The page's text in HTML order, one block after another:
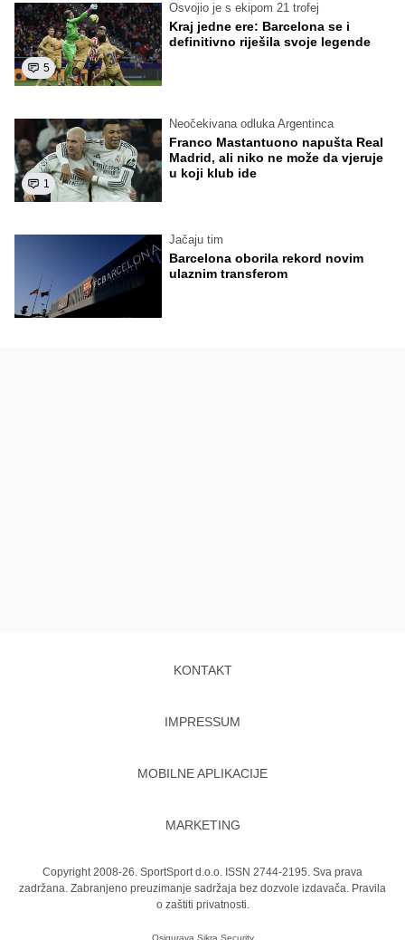
5
Osvojio je s ekipom 21 trofej
Kraj jedne ere: Barcelona se i
definitivno riješila svoje legende
1
Neočekivana odluka Argentinca
Franco Mastantuono napušta Real
Madrid, ali niko ne može da vjeruje
u koji klub ide
Jačaju tim
Barcelona oborila rekord novim
ulaznim transferom
KONTAKT
IMPRESSUM
MOBILNE APLIKACIJE
MARKETING
Copyright 2008-26. SportSport d.o.o. ISSN 2744-2195. Sva prava
zadržana. Zabranjeno preuzimanje sadržaja bez dozvole izdavača. Pravila
o zaštiti privatnosti.
Osigurava Sikra Security